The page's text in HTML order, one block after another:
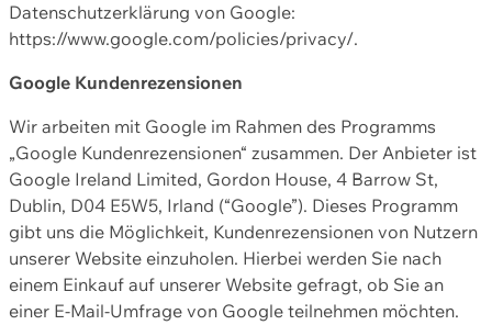
Datenschutzerklärung von Google:
https://www.google.com/policies/privacy/.
Google Kundenrezensionen
Wir arbeiten mit Google im Rahmen des Programms
„Google Kundenrezensionen“ zusammen. Der Anbieter ist
Google Ireland Limited, Gordon House, 4 Barrow St,
Dublin, D04 E5W5, Irland (“Google”). Dieses Programm
gibt uns die Möglichkeit, Kundenrezensionen von Nutzern
unserer Website einzuholen. Hierbei werden Sie nach
einem Einkauf auf unserer Website gefragt, ob Sie an
einer E-Mail-Umfrage von Google teilnehmen möchten.